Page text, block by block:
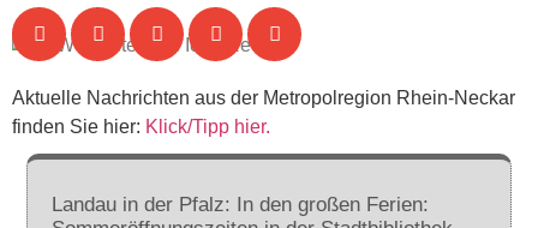
Aktuelle Nachrichten aus der Metropolregion Rhein-Neckar
finden Sie hier: Klick/Tipp hier.
Landau in der Pfalz: In den großen Ferien: